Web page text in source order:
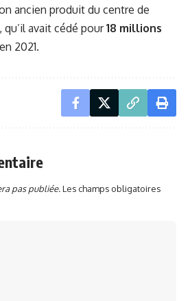
ancien produit du centre de
avait cédé pour18 millions
en 2021.
pas publiée.Les champs obligatoires